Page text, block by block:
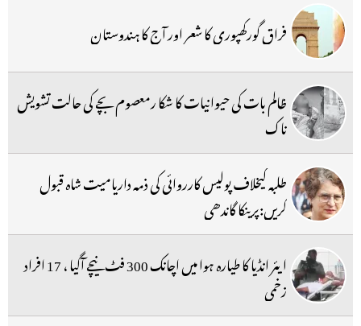
فراق گورکھپوری کا شعر اور آج کا ہندوستان
ظالم بات کی حیوانیات کا شکا رمعصوم بچے کی حالت تشویش
ناک
طلبہ کیخلاف پولیس کارروائی کی ذمہ داریامیت شاہ قبول
کریں:پرینکا گاندھی
ایئر انڈیا کا طیارہ ہوا میں اچانک 300 فٹ نیچے آگیا ، 17 افراد
زخمی